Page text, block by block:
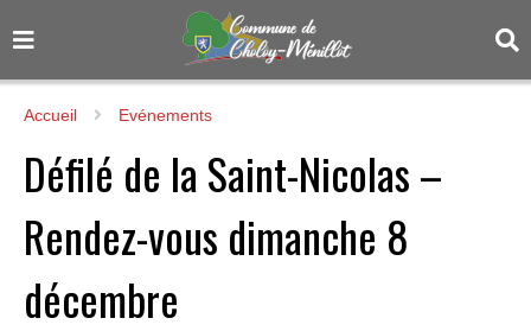
Accueil Evénements
Défilé de la Saint-Nicolas –
Rendez-vous dimanche 8
décembre